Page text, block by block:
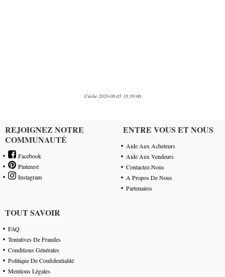
Cache 2026-08-05 18:39:06
REJOIGNEZ NOTRE
COMMUNAUTÉ
Facebook
Pinterest
Instagram
ENTRE VOUS ET NOUS
Aide Aux Acheteurs
Aide Aux Vendeurs
Contactez-Nous
A Propos De Nous
Partenaires
TOUT SAVOIR
FAQ
Tentatives De Fraudes
Conditions Générales
Politique De Confidentialité
Mentions Légales